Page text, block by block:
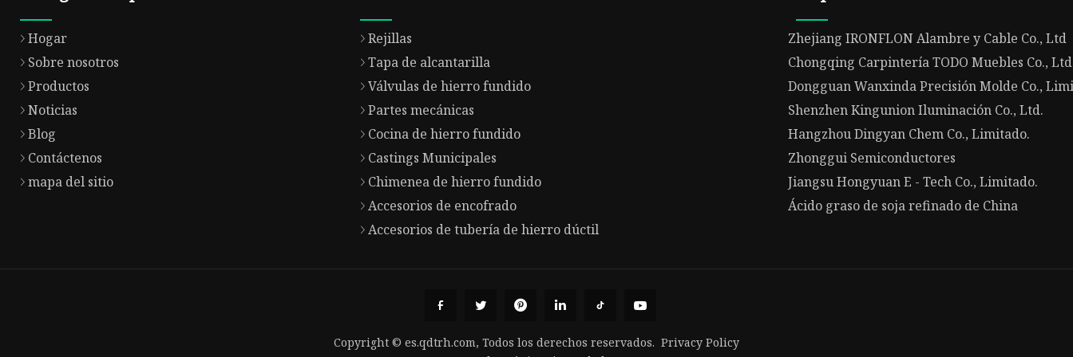
Hogar
Sobre nosotros
Productos
Noticias
Blog
Contáctenos
mapa del sitio
Rejillas
Tapa de alcantarilla
Válvulas de hierro fundido
Partes mecánicas
Cocina de hierro fundido
Castings Municipales
Chimenea de hierro fundido
Accesorios de encofrado
Accesorios de tubería de hierro dúctil
Zhejiang IRONFLON Alambre y Cable Co., Ltd
Chongqing Carpintería TODO Muebles Co.,
Dongguan Wanxinda Precisión Molde Co.,
Shenzhen Kingunion Iluminación Co., Ltd.
Hangzhou Dingyan Chem Co., Limitado.
Zhonggui Semiconductores
Jiangsu Hongyuan E - Tech Co., Limitado.
Ácido graso de soja refinado de China
Copyright © es.qdtrh.com, Todos los derechos reservados. Privacy Policy